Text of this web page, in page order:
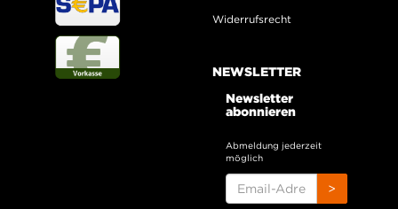
Widerrufsrecht
NEWSLETTER
Newsletter
abonnieren
Abmeldung jederzeit
möglich
EMAIL-
ADRESSE
>